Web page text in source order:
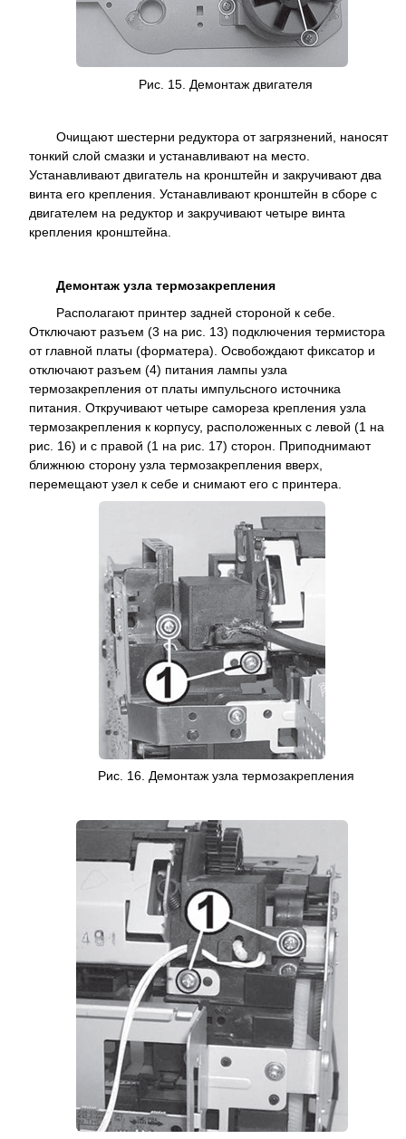
Рис. 15. Демонтаж двигателя
Очищают шестерни редуктора от загрязнений, наносят
тонкий слой смазки и устанавливают на место.
Устанавливают двигатель на кронштейн и закручивают два
винта его крепления. Устанавливают кронштейн в сборе с
двигателем на редуктор и закручивают четыре винта
крепления кронштейна.
Демонтаж узла термозакрепления
Располагают принтер задней стороной к себе.
Отключают разъем (3 на рис. 13) подключения термистора
от главной платы (форматера). Освобождают фиксатор и
отключают разъем (4) питания лампы узла
термозакрепления от платы импульсного источника
питания. Откручивают четыре самореза крепления узла
термозакрепления к корпусу, расположенных с левой (1 на
рис. 16) и с правой (1 на рис. 17) сторон. Приподнимают
ближнюю сторону узла термозакрепления вверх,
перемещают узел к себе и снимают его с принтера.
Рис. 16. Демонтаж узла термозакрепления